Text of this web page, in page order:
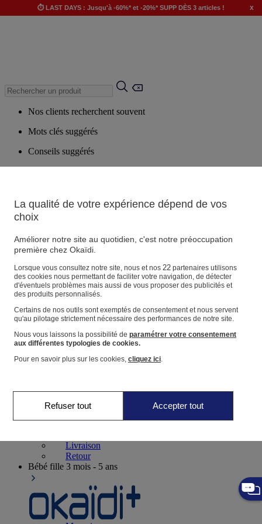
⏱️ LAST DAYS : Jusqu'à -60%* et -20%* SUPP DÈS 3 articles ! x
Nos clients recherchent souvent
Mots clés suggérés
Conseils suggérés
Vos informations personnelles
Suivre une commande
Panier
Favoris
Naissance0-12 mois
Livraison
Retour
Bébé fille 3 mois - 5 ans
La qualité de votre expérience dépend de vos
choix
Améliorer notre site au quotidien, c'est notre préoccupation
première chez Okaïdi.
Lorsque vous consultez notre site, nous et nos 22partenaires utilisons
des cookies nous permettant de faciliter votre navigation, de détecter
d'éventuels problèmes mais aussi de vous proposer des publicités et
des produits personnalisés.
Certains de nos outils sont exemptés de consentement et nous servent
qu'au pilotage strictement nécessaire des performances de notre site.
Nous vous laissons la possibilité de paramétrer votre consentement
aux différentes typologies de cookies.
Pour en savoir plus sur les cookies, cliquez ici.
Refuser tout Accepter tout